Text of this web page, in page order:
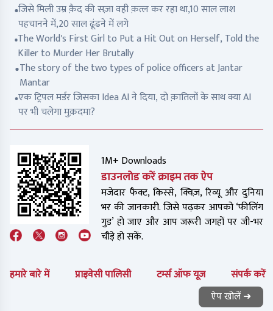
जिसे मिली उम्र क़ैद की सज़ा वही क़त्ल कर रहा था,10 साल लाश
पहचानने में,20 साल ढूंढने में लगे
The World's First Girl to Put a Hit Out on Herself, Told the
Killer to Murder Her Brutally
The story of the two types of police officers at Jantar
Mantar
एक ट्रिपल मर्डर जिसका Idea AI ने दिया, दो क़ातिलों के साथ क्या AI
पर भी चलेगा मुक़दमा?
1M+ Downloads
डाउनलोड करें क्राइम तक ऐप
मजेदार फैक्ट, किस्से, क्विज़, रिव्यू और दुनिया
भर की जानकारी. जिसे पढ़कर आपको ‘फीलिंग
गुड’ हो जाए और आप जरूरी जगहों पर जी-भर
चौड़े हो सकें.
हमारे बारे में प्राइवेसी पालिसी टर्म्स ऑफ यूज
संपर्क करें
ऐप खोलें ➜